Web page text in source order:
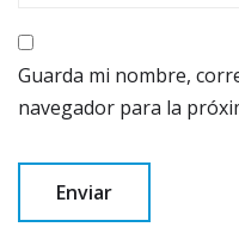
Guarda mi nombre,
navegador para la